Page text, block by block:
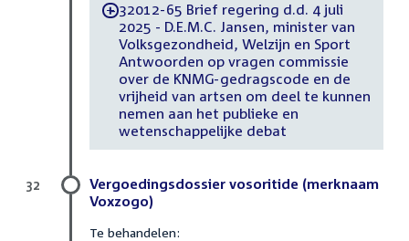
-32012-65 Brief regering d.d. 4 juli
2025 - D.E.M.C. Jansen, minister van
Volksgezondheid, Welzijn en Sport
Antwoorden op vragen commissie
over de KNMG-gedragscode en de
vrijheid van artsen om deel te kunnen
nemen aan het publieke en
wetenschappelijke debat
Vergoedingsdossier vosoritide (merknaam
Voxzogo)
Te behandelen:
32